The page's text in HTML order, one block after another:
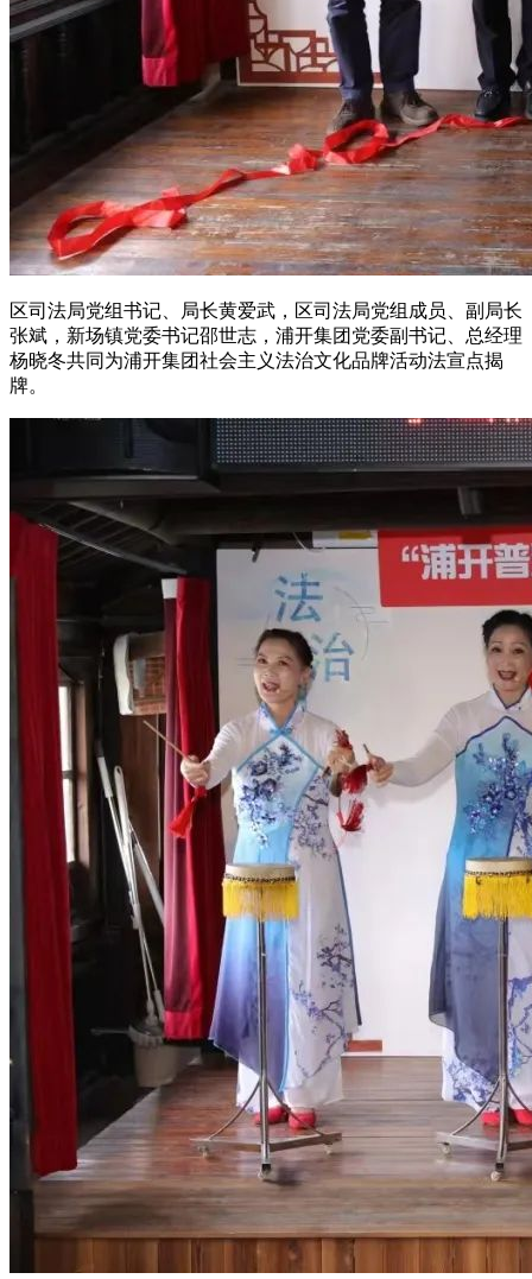
区司法局党组书记、局长黄爱武，区司法局党组成员、副局长
张斌，新场镇党委书记邵世志，浦开集团党委副书记、总经理
杨晓冬共同为浦开集团社会主义法治文化品牌活动法宣点揭
牌。